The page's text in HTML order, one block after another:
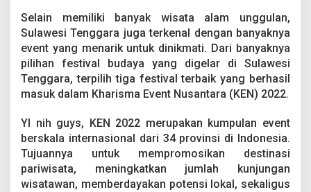
Selain memiliki banyak wisata alam unggulan,
Sulawesi Tenggara juga terkenal dengan banyaknya
event yang menarik untuk dinikmati. Dari banyaknya
pilihan festival budaya yang digelar di Sulawesi
Tenggara, terpilih tiga festival terbaik yang berhasil
masuk dalam Kharisma Event Nusantara (KEN) 2022.
YI nih guys, KEN 2022 merupakan kumpulan event
berskala internasional dari 34 provinsi di Indonesia.
Tujuannya untuk mempromosikan destinasi
pariwisata, meningkatkan jumlah kunjungan
wisatawan, memberdayakan potensi lokal, sekaligus